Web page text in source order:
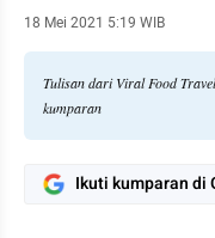
18 Mei 2021 5:19 WIB
Tulisan dari Viral Food
kumparan
Ikuti kumparan di